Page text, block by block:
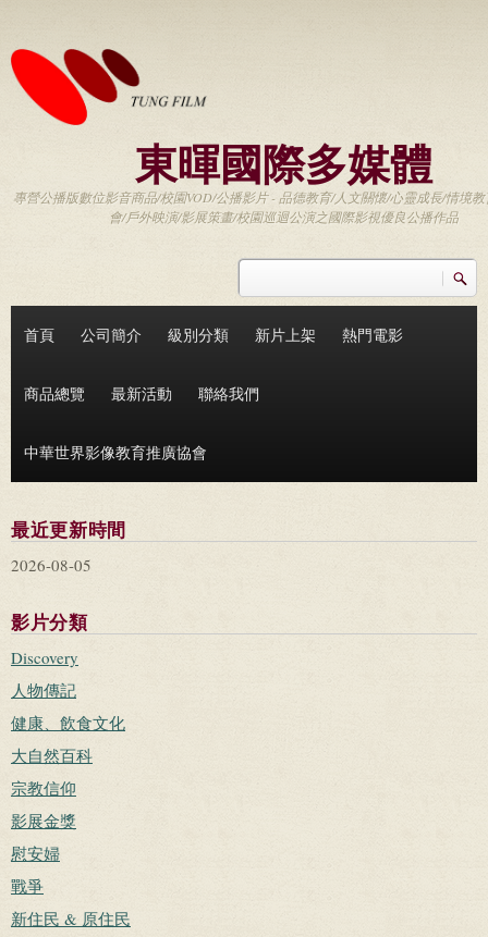
東暉國際多媒體
專營公播版數位影音商品/校園VOD/公播影片 - 品德教育/人文關懷/心靈成長/情境
會/戶外映演/影展策畫/校園巡迴公演之國際影視優良公播作品
搜尋
首頁 公司簡介 級別分類 新片上架 熱門電影
商品總覽 最新活動 聯絡我們
中華世界影像教育推廣協會
最近更新時間
2026-08-05
影片分類
Discovery
人物傳記
健康、飲食文化
大自然百科
宗教信仰
影展金獎
慰安婦
戰爭
新住民 & 原住民